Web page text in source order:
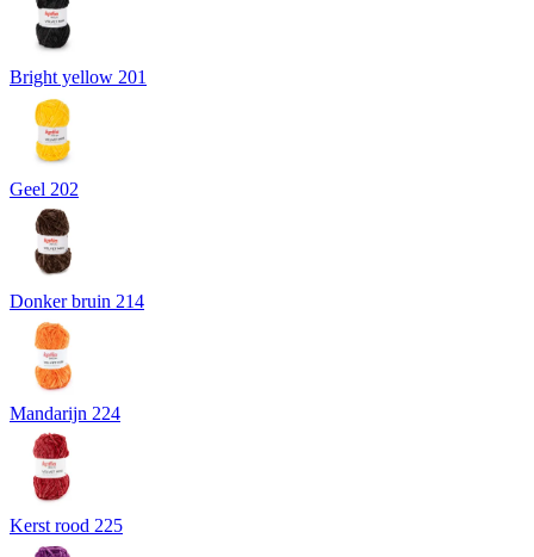
Bright yellow 201
Geel 202
Donker bruin 214
Mandarijn 224
Kerst rood 225